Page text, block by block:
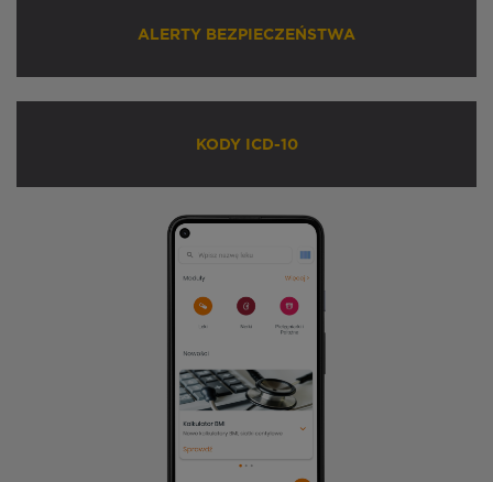
ALERTY BEZPIECZEŃSTWA
KODY ICD-10